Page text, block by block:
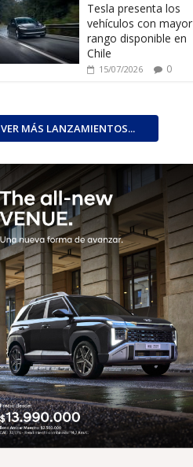
Tesla presenta los
vehículos con mayor
rango disponible en
Chile
15/07/2026 0
VER MÁS LANZAMIENTOS...